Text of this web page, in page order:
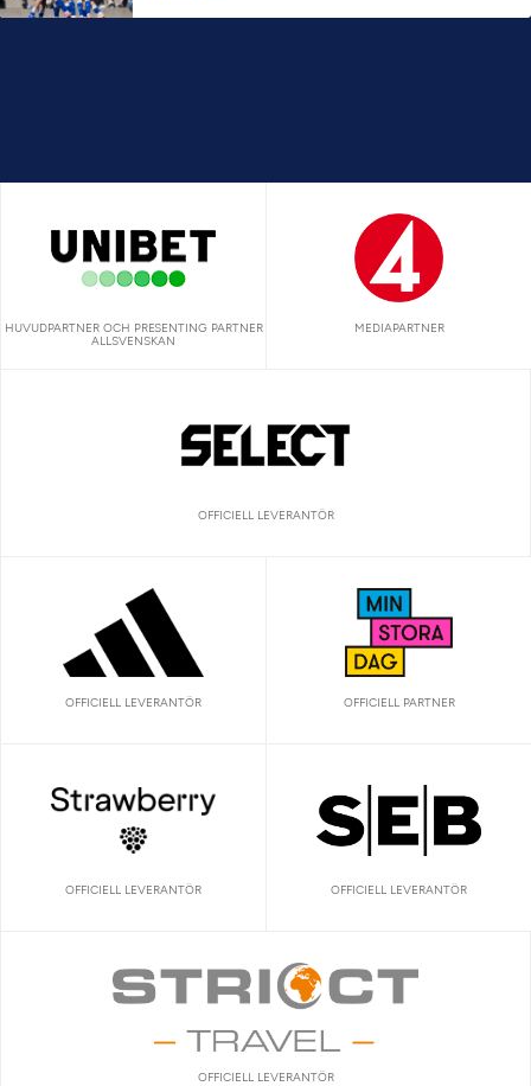
HUVUDPARTNER OCH PRESENTING PARTNER
ALLSVENSKAN
MEDIAPARTNER
OFFICIELL LEVERANTÖR
OFFICIELL LEVERANTÖR OFFICIELL PARTNER
OFFICIELL LEVERANTÖR OFFICIELL LEVERANTÖR
OFFICIELL LEVERANTÖR